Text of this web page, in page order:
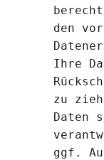
den
Ihre
zu
Daten
ggf.